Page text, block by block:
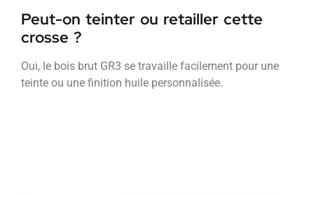
Peut-on teinter ou retailler cette
crosse ?
Oui, le bois brut GR3 se travaille facilement pour une
teinte ou une finition huile personnalisée.